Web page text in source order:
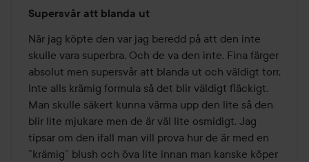
2
av
5
Supersvår att blanda ut
När jag köpte den var jag beredd på att den inte
skulle vara superbra. Och de va den inte. Fina färger
absolut men supersvår att blanda ut och väldigt torr.
Inte alls krämig formula så det blir väldigt fläckigt.
Man skulle säkert kunna värma upp den lite så den
blir lite mjukare men de är väl lite osmidigt. Jag
tipsar om den ifall man vill prova hur de är med en
”krämig” blush och öva lite innan man kanske köper